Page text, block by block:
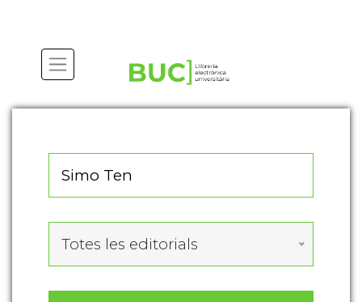
Totes les editorials